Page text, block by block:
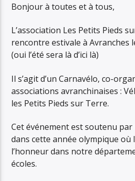
Bonjour à toutes et à tous,
L’association Les Petits Pieds
rencontre estivale à Avranches
(oui l’été sera là d’ici là)
Il s’agit d’un Carnavélo, co-
associations avranchinaises :
les Petits Pieds sur Terre.
Cet événement est soutenu par
dans cette année olympique où
l’honneur dans notre
écoles.